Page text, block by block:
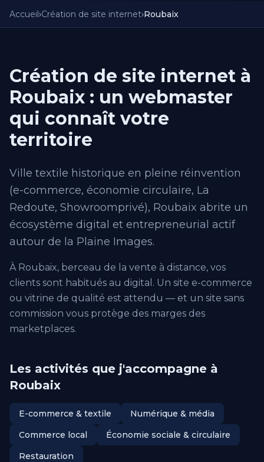
Accueil›Création de site internet›Roubaix
Création de site internet à
Roubaix : un webmaster
qui connaît votre
territoire
Ville textile historique en pleine réinvention
(e-commerce, économie circulaire, La
Redoute, Showroomprivé), Roubaix abrite un
écosystème digital et entrepreneurial actif
autour de la Plaine Images.
À Roubaix, berceau de la vente à distance, vos
clients sont habitués au digital. Un site e-commerce
ou vitrine de qualité est attendu — et un site sans
commission vous protège des marges des
marketplaces.
Les activités que j'accompagne à
Roubaix
E-commerce & textile
Numérique & média
Commerce local
Économie sociale & circulaire
Restauration